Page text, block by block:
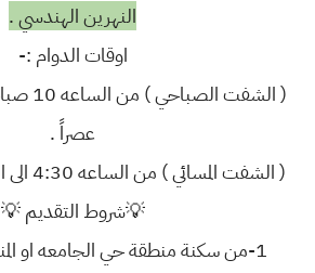
النهرين الهندسي .
اوقات الدوام :-
عصراً .
( الشفت المسائي ) من الساعه 4:30 الى الساعه 10:30 ليلاً .
💡شروط التقديم 💡
1-من سكنة منطقة حي الجامعه او المناطق المحيطه بها .